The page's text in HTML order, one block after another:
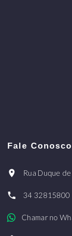
Fale Conosco
Rua Duque
34 32815800
Chamar no